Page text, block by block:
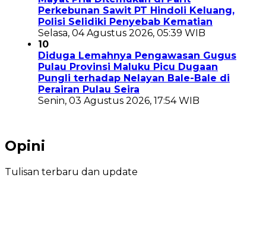
Perkebunan Sawit PT Hindoli Keluang,
Polisi Selidiki Penyebab Kematian
Selasa, 04 Agustus 2026, 05:39 WIB
10
Diduga Lemahnya Pengawasan Gugus
Pulau Provinsi Maluku Picu Dugaan
Pungli terhadap Nelayan Bale-Bale di
Perairan Pulau Seira
Senin, 03 Agustus 2026, 17:54 WIB
Opini
Tulisan terbaru dan update